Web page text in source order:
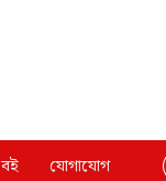
বই যোগাযোগ